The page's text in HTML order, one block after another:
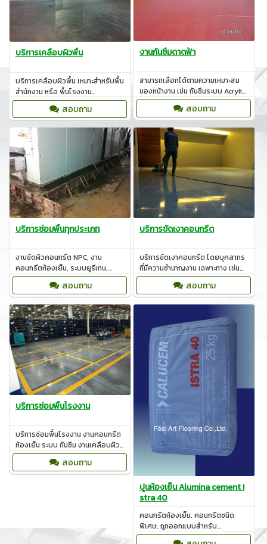
งานกันซึมดาดฟ้า
สามารถเลือกได้ตามความเหมาะสม
ของหน้างาน เช่น กันซึมระบบ Acrylic,
Polyurethane, Cement base
สอบถาม
บริการเคลือบผิวพื้น
บริการเคลือบผิวพื้น เหมาะสำหรับพื้น
สำนักงาน หรือ พื้นโรงงาน
อุตสาหกรรมที่ต้องการความสะอาด
สอบถาม
บริการซ่อมพื้นทุกประเภท
งานขัดผิวคอนกรีต NPC, งาน
คอนกรีตห้องเย็น, ระบบยูรีเทน,
ระบบอีพ็อกซี่, COAT ธรรมชาติ
สอบถาม
บริการขัดเงาคอนกรีต
บริการขัดเงาคอนกรีต โดยบุคลากร
ที่มีความชำนาญงาน เฉพาะทาง เช่น
งานเคลือบผิวพื้นด้วยวัสดุประเภท
สอบถาม
บริการซ่อมพื้นโรงงาน
บริการซ่อมพื้นโรงงาน งานคอนกรีต
ห้องเย็น ระบบ กันซึม งานเคลือบผิว
ป้องกันการกัดกร่อนบ่อบำบัด
สอบถาม
ปูนห้องเย็น Alumina cement I
stra 40
คอนกรีตห้องเย็น. คอนกรีตชนิด
พิเศษ. ถูกออกแบบสำหรับ
โครงสร้างที่ต้องสัมผัสกับอุณหภูมิที่